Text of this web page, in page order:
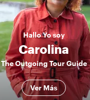
HalloYo soy
Carolina
The Outgoing Tour Guide
Ver Más